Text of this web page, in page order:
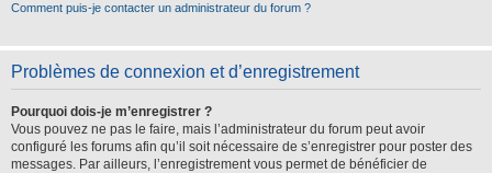
Comment puis-je contacter un administrateur du forum ?
Problèmes de connexion et d’enregistrement
Pourquoi dois-je m’enregistrer ?
Vous pouvez ne pas le faire, mais l’administrateur du forum peut avoir
configuré les forums afin qu’il soit nécessaire de s’enregistrer pour poster des
messages. Par ailleurs, l’enregistrement vous permet de bénéficier de